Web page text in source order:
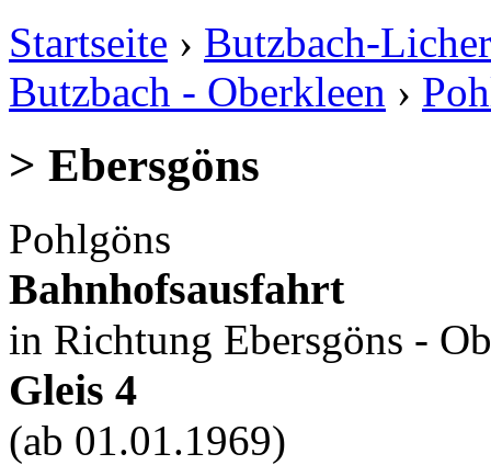
Startseite › Butzbach-
Butzbach - Oberkleen ›
> Ebersgöns
Pohlgöns
Bahnhofsausfahrt
in Richtung Ebersgöns -
Gleis 4
(ab 01.01.1969)